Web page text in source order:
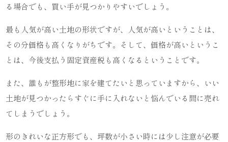
る場合でも、買い手が見つかりやすいでしょう。
最も人気が高い土地の形状ですが、人気が高いということは、
その分価格も高くなりがちです。そして、価格が高いというこ
とは、今後支払う固定資産税も高くなるということです。
また、誰もが整形地に家を建てたいと思っていますから、いい
土地が見つかったらすぐに手に入れないと悩んでいる間に売れ
てしまうでしょう。
形のきれいな正方形でも、坪数が小さい時には少し注意が必要